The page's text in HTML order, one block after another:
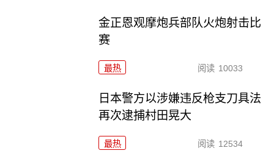
金正恩观摩炮兵部队火炮射击比
赛
最热 阅读 10033
日本警方以涉嫌违反枪支刀具法
再次逮捕村田晃大
最热 阅读 12534